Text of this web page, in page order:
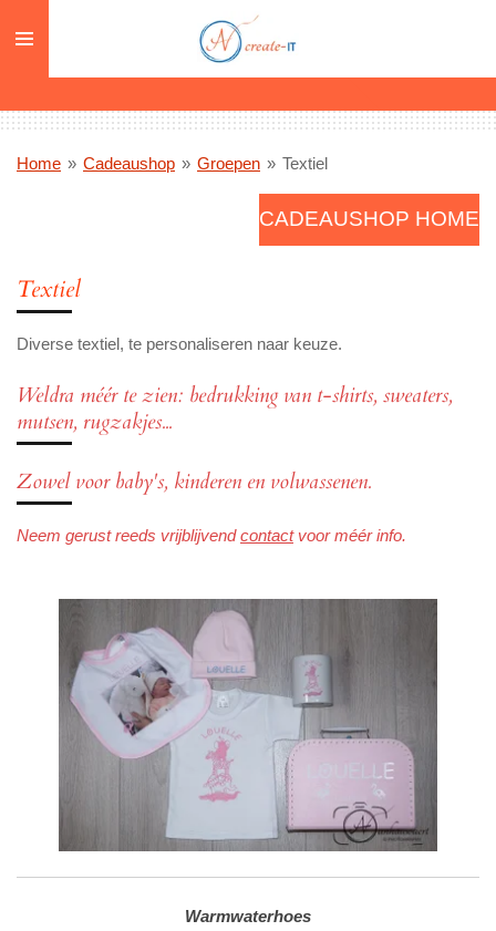
direct
de
hoofdinhoud
Home » Cadeaushop » Groepen » Textiel
CADEAUSHOP HOME
Textiel
Diverse textiel, te personaliseren naar keuze.
Weldra méér te zien: bedrukking van t-shirts, sweaters,
mutsen, rugzakjes...
Zowel voor baby's, kinderen en volwassenen.
Neem gerust reeds vrijblijvendcontactvoor méér info.
Warmwaterhoes